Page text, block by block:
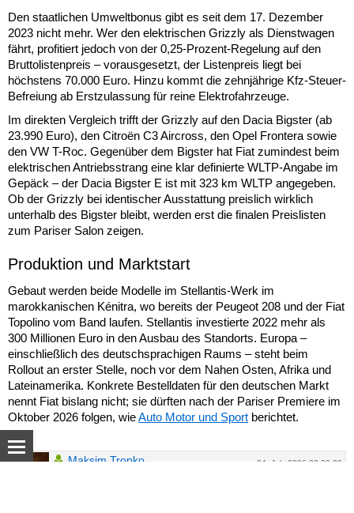
Den staatlichen Umweltbonus gibt es seit dem 17. Dezember
2023 nicht mehr. Wer den elektrischen Grizzly als Dienstwagen
fährt, profitiert jedoch von der 0,25-Prozent-Regelung auf den
Bruttolistenpreis – vorausgesetzt, der Listenpreis liegt bei
höchstens 70.000 Euro. Hinzu kommt die zehnjährige Kfz-Steuer-
Befreiung ab Erstzulassung für reine Elektrofahrzeuge.
Im direkten Vergleich trifft der Grizzly auf den Dacia Bigster (ab
23.990 Euro), den Citroën C3 Aircross, den Opel Frontera sowie
den VW T-Roc. Gegenüber dem Bigster hat Fiat zumindest beim
elektrischen Antriebsstrang eine klar definierte WLTP-Angabe im
Gepäck – der Dacia Bigster E ist mit 323 km WLTP angegeben.
Ob der Grizzly bei identischer Ausstattung preislich wirklich
unterhalb des Bigster bleibt, werden erst die finalen Preislisten
zum Pariser Salon zeigen.
Produktion und Marktstart
Gebaut werden beide Modelle im Stellantis-Werk im
marokkanischen Kénitra, wo bereits der Peugeot 208 und der Fiat
Topolino vom Band laufen. Stellantis investierte 2022 mehr als
300 Millionen Euro in den Ausbau des Standorts. Europa –
einschließlich des deutschsprachigen Raums – steht beim
Rollout an erster Stelle, noch vor dem Nahen Osten, Afrika und
Lateinamerika. Konkrete Bestelldaten für den deutschen Markt
nennt Fiat bislang nicht; sie dürften nach der Pariser Premiere im
Oktober 2026 folgen, wieAuto Motor und Sport berichtet.
24. July 2026 22:39:29
Maksim Tropko